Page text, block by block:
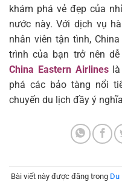
khám phá vẻ đẹp của
nước này. Với dịch vụ
nhân viên tận tình,
trình của bạn trở nên
China Eastern Airlineslà
phá các bảo tàng nổi
chuyến du lịch đầy ý
Bài viết này được đăng trong Du